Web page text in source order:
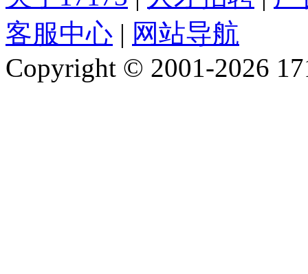
客服中心 | 网站导航
Copyright © 2001-2026